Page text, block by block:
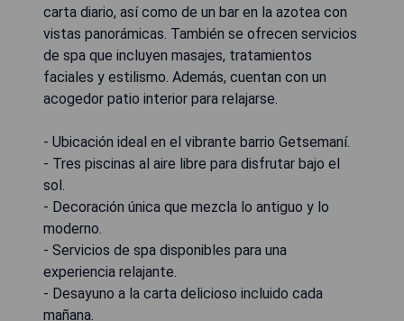
carta diario, así como de un bar en la azotea con
vistas panorámicas. También se ofrecen servicios
de spa que incluyen masajes, tratamientos
faciales y estilismo. Además, cuentan con un
acogedor patio interior para relajarse.
- Ubicación ideal en el vibrante barrio Getsemaní.
- Tres piscinas al aire libre para disfrutar bajo el
sol.
- Decoración única que mezcla lo antiguo y lo
moderno.
- Servicios de spa disponibles para una
experiencia relajante.
- Desayuno a la carta delicioso incluido cada
mañana.